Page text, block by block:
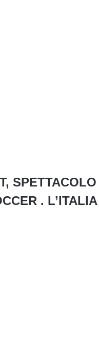
SPETTACOLO
.